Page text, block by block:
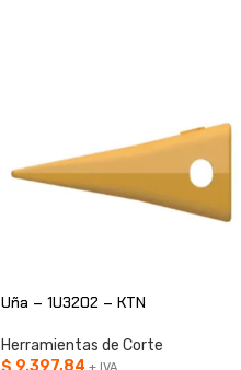
Uña – 1U3202 – KTN
Herramientas de Corte
$ 9.397,84